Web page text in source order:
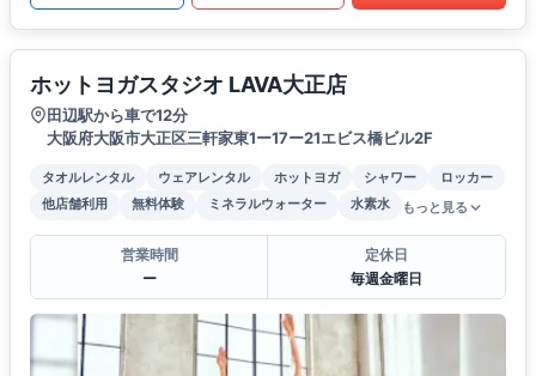
ホットヨガスタジオ LAVA大正店
田辺駅から車で12分
大阪府大阪市大正区三軒家東1ー17ー21エビス橋ビル2F
タオルレンタル ウェアレンタル ホットヨガ シャワー
ロッカー
他店舗利用
無料体験 ミネラルウォーター 水素水 もっと見る
営業時間
ー
定休日
毎週金曜日